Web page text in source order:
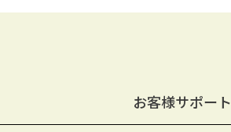
お客様サポート